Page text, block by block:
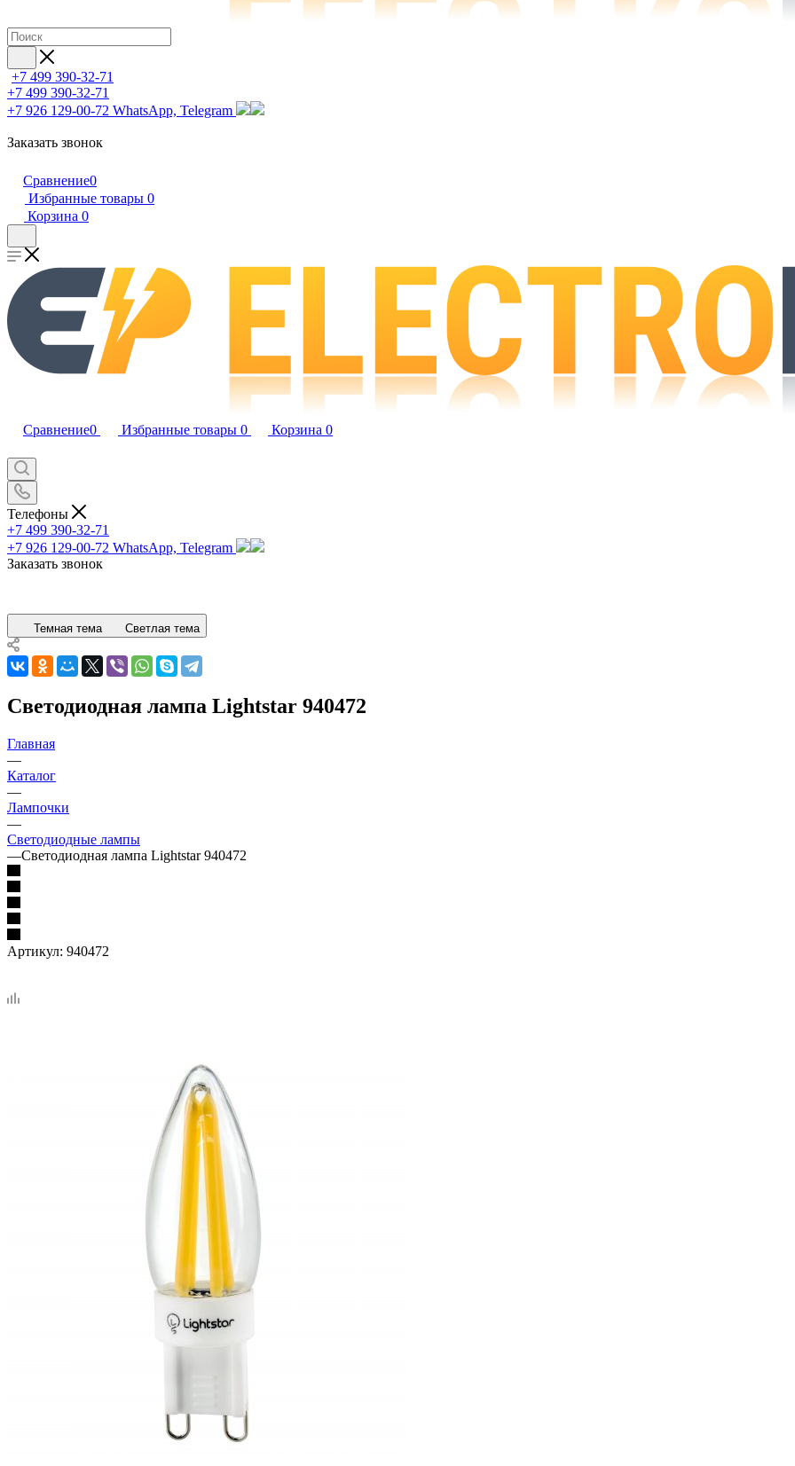
+7 499 390-32-71
+7 499 390-32-71
+7 926 129-00-72 WhatsApp, Telegram
Заказать звонок
Сравнение0
Избранные товары 0
Корзина 0
Сравнение0 Избранные товары 0 Корзина 0
Телефоны
+7 499 390-32-71
+7 926 129-00-72 WhatsApp, Telegram
Заказать звонок
Темная тема Светлая тема
Светодиодная лампа Lightstar 940472
Главная
—
Каталог
—
Лампочки
—
Светодиодные лампы
—Светодиодная лампа Lightstar 940472
Артикул: 940472